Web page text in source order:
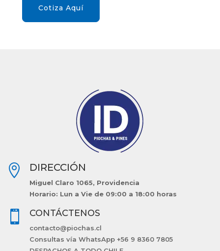
Cotiza Aquí
 DIRECCIÓN
Miguel Claro 1065, Providencia
Horario: Lun a Vie de 09:00 a 18:00 horas
 CONTÁCTENOS
contacto@piochas.cl
Consultas vía WhatsApp +56 9 8360 7805